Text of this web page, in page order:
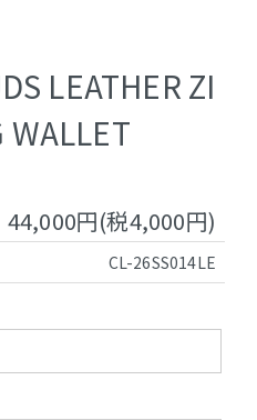
LEATHER ZI
WALLET
44,000円(税4,000円)
CL-26SS014LE